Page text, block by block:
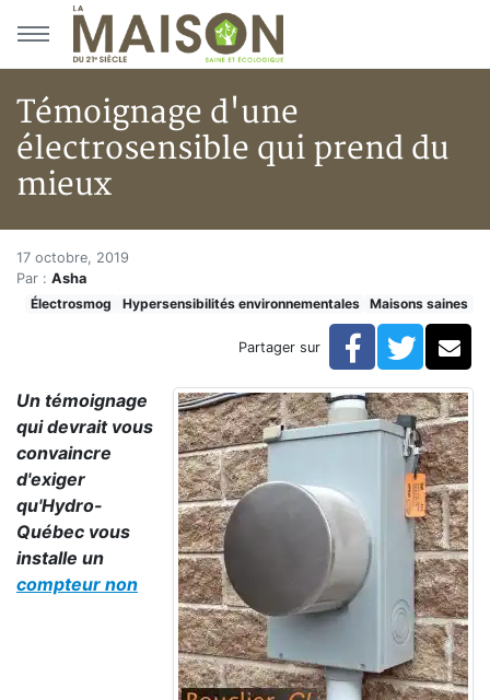
Aller au menu principal
Aller au contenu principal
Témoignage d'une
électrosensible qui prend du
mieux
Accueil
Articles
Maisons saines
Hypersensibilités environnementales
Témoignage d'une électrosensible qui prend du mieux
Témoignage d'une
17 octobre, 2019
Par : Asha
Électrosmog
Hypersensibilités environnementales Maisons saines
Partager sur Facebook
Un témoignage
qui devrait vous
convaincre
d'exiger
qu'Hydro-
Québec vous
installe un
compteur non